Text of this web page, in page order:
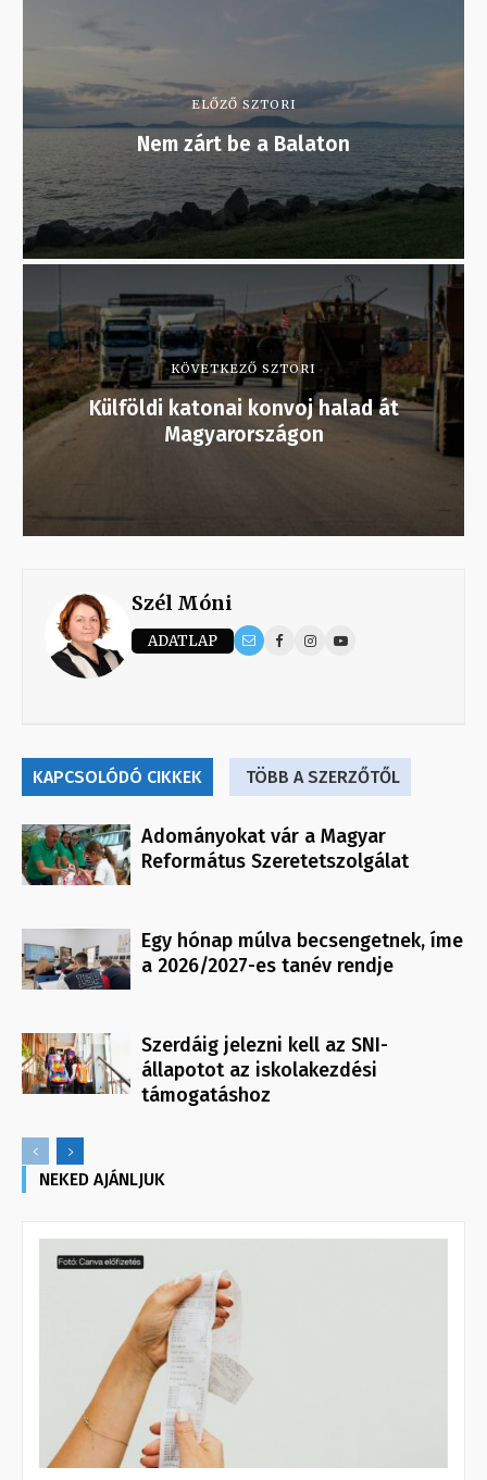
ELŐZŐ SZTORI
Nem zárt be a Balaton
KÖVETKEZŐ SZTORI
Külföldi katonai konvoj halad át
Magyarországon
Szél Móni
ADATLAP
KAPCSOLÓDÓ CIKKEK TÖBB A SZERZŐTŐL
Adományokat vár a Magyar
Református Szeretetszolgálat
Egy hónap múlva becsengetnek, íme
a 2026/2027-es tanév rendje
Szerdáig jelezni kell az SNI-
állapotot az iskolakezdési
támogatáshoz
NEKED AJÁNLJUK